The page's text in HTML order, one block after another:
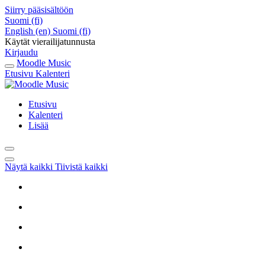
Siirry pääsisältöön
Suomi ‎(fi)‎
English ‎(en)‎ Suomi ‎(fi)‎
Käytät vierailijatunnusta
Kirjaudu
Moodle Music
Etusivu Kalenteri
Etusivu
Kalenteri
Lisää
Näytä kaikki Tiivistä kaikki